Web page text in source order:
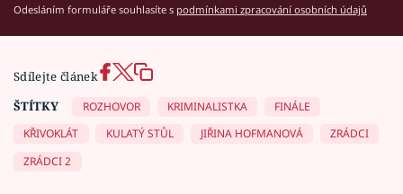
Odesláním formuláře souhlasíte s podmínkami zpracování osobních údajů
Sdílejte článek
ŠTÍTKY
ROZHOVOR KRIMINALISTKA
FINÁLE
KŘIVOKLÁT
KULATÝ STŮL JIŘINA HOFMANOVÁ
ZRÁDCI
ZRÁDCI 2